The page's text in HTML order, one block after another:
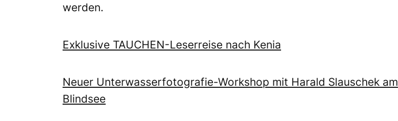
werden.
Exklusive TAUCHEN-Leserreise nach Kenia
Neuer Unterwasserfotografie-Workshop mit Harald Slauschek am
Blindsee